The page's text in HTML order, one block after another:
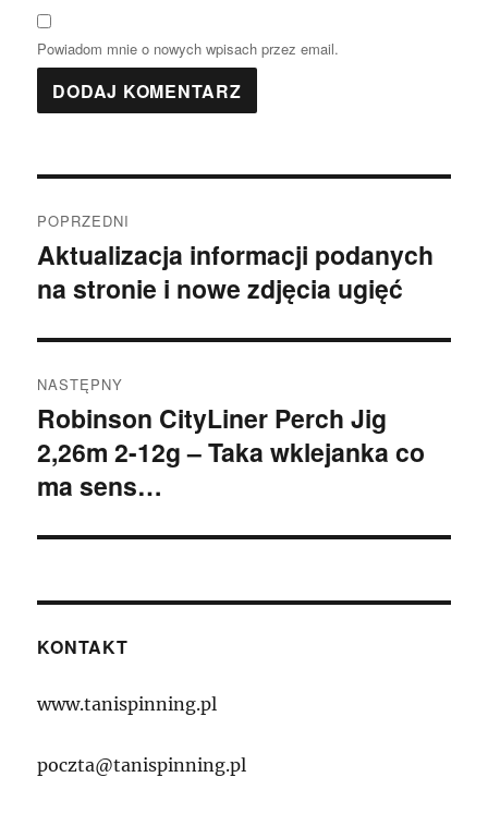
Powiadom mnie o nowych wpisach przez email.
wpisu
POPRZEDNI
Poprzedni
wpis:
Aktualizacja informacji podanych
na stronie i nowe zdjęcia ugięć
NASTĘPNY
Następny
wpis:
Robinson CityLiner Perch Jig
2,26m 2-12g – Taka wklejanka co
ma sens…
KONTAKT
www.tanispinning.pl
poczta@tanispinning.pl